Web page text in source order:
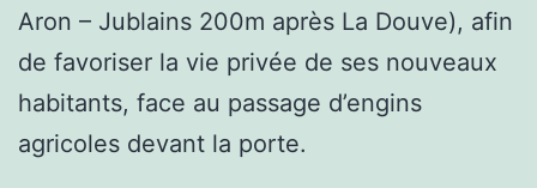
Aron – Jublains 200m après La Douve), afin
de favoriser la vie privée de ses nouveaux
habitants, face au passage d’engins
agricoles devant la porte.